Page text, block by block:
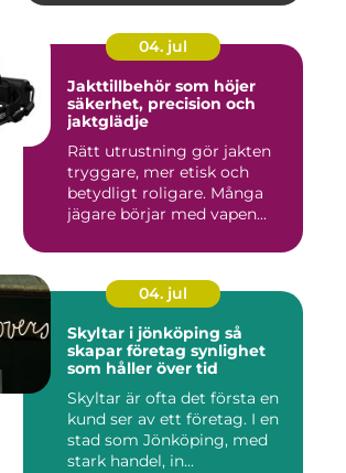
04. jul
Jakttillbehör som höjer
säkerhet, precision och
jaktglädje
Rätt utrustning gör jakten
tryggare, mer etisk och
betydligt roligare. Många
jägare börjar med vapen...
04. jul
Skyltar i jönköping så
skapar företag synlighet
som håller över tid
Skyltar är ofta det första en
kund ser av ett företag. I en
stad som Jönköping, med
stark handel, in...